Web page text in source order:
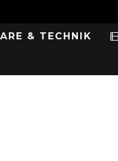
& TECHNIK